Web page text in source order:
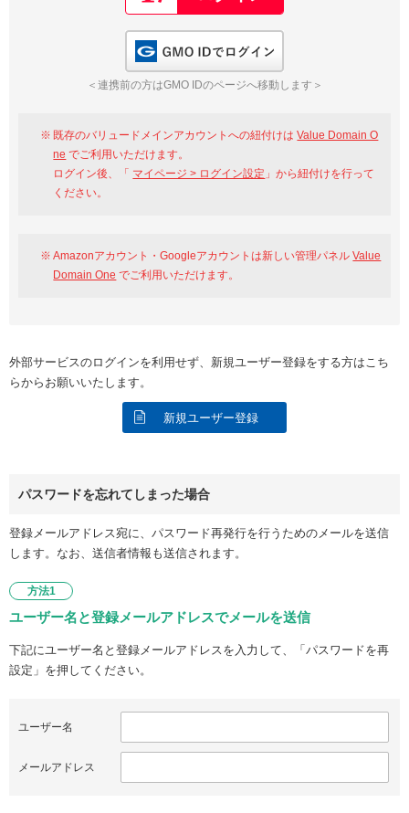
GMO ID Amazon
※AmazonはValue Domain Oneのログイン画面へ遷移します
Google Yahoo!
GMO ID
＜連携前の方はGMO IDのページへ移動します＞
既存のバリュードメインアカウントへの紐付けはValue Domain O
ne でご利用いただけます。
ログイン後、「 マイページ > ログイン設定 」から紐付けを行って
ください。
Amazonアカウント・Googleアカウントは新しい管理パネルValue
Domain One でご利用いただけます。
外部サービスのログインを利用せず、新規ユーザー登録をする方はこち
らからお願いいたします。
新規ユーザー登録
パスワードを忘れてしまった場合
登録メールアドレス宛に、パスワード再発行を行うためのメールを送信
します。なお、送信者情報も送信されます。
方法1
ユーザー名と登録メールアドレスでメールを送信
下記にユーザー名と登録メールアドレスを入力して、「パスワードを再
設定」を押してください。
ユーザー名
メールアドレス